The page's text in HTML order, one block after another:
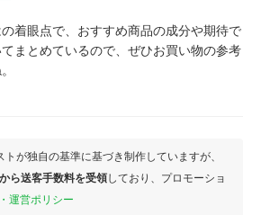
着眼点で、おすすめ商品の成分や期待で
まとめているので、ぜひお買い物の参考
が独自の基準に基づき制作していますが、
ら送客手数料を受領しており、プロモーショ
運営ポリシー